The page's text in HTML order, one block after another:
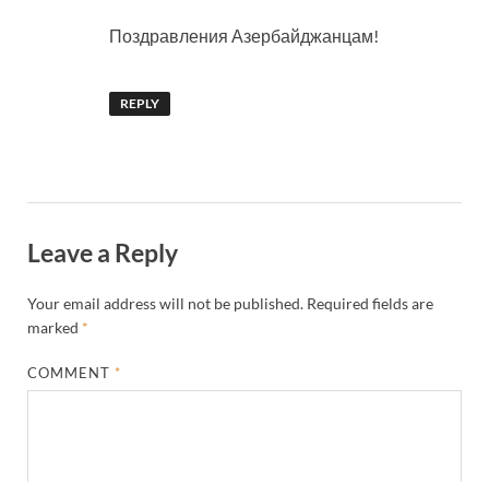
Поздравления Азербайджанцам!
REPLY
Leave a Reply
Your email address will not be published. Required fields are
marked *
COMMENT *